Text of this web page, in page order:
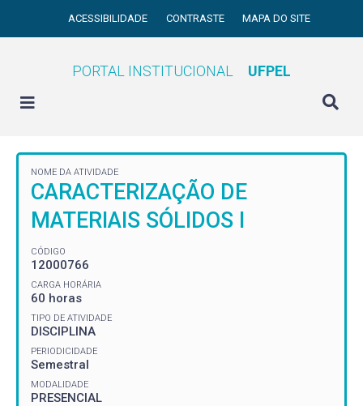
ACESSIBILIDADE CONTRASTE MAPA DO SITE
PORTAL INSTITUCIONAL UFPEL
NOME DA ATIVIDADE
CARACTERIZAÇÃO DE
MATERIAIS SÓLIDOS I
CÓDIGO
12000766
CARGA HORÁRIA
60 horas
TIPO DE ATIVIDADE
DISCIPLINA
PERIODICIDADE
Semestral
MODALIDADE
PRESENCIAL